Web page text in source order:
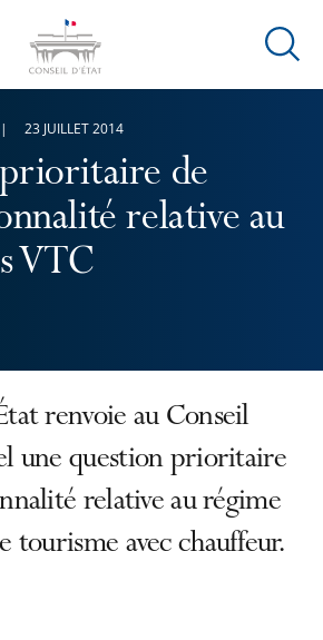
Ouvrir
de
relative au
VTC
23 JUILLET 2014
renvoie au Conseil
une question prioritaire
relative au régime
tourisme avec chauffeur.